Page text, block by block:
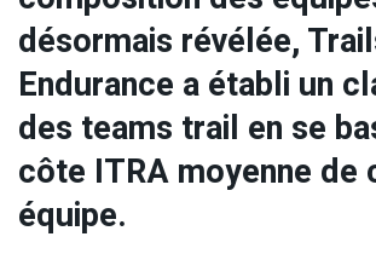
désormais révélée,
Endurance a établi un
des teams trail en se
côte ITRA moyenne de
équipe.